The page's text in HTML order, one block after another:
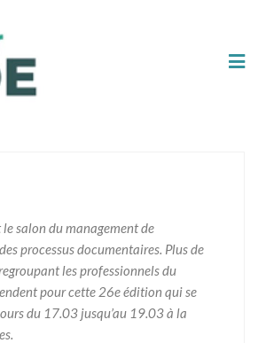
le salon du management de
processus documentaires. Plus de
les professionnels du
pour cette 26e édition qui se
du 17.03 jusqu’au 19.03 à la